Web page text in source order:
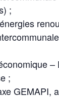
;
;
GEMAPI,